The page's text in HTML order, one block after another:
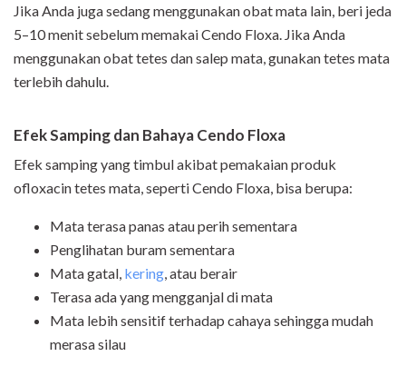
Jika Anda juga sedang menggunakan obat mata lain, beri jeda
5–10 menit sebelum memakai Cendo Floxa. Jika Anda
menggunakan obat tetes dan salep mata, gunakan tetes mata
terlebih dahulu.
Efek Samping dan Bahaya Cendo Floxa
Efek samping yang timbul akibat pemakaian produk
ofloxacin tetes mata, seperti Cendo Floxa, bisa berupa:
Mata terasa panas atau perih sementara
Penglihatan buram sementara
Mata gatal, kering, atau berair
Terasa ada yang mengganjal di mata
Mata lebih sensitif terhadap cahaya sehingga mudah
merasa silau